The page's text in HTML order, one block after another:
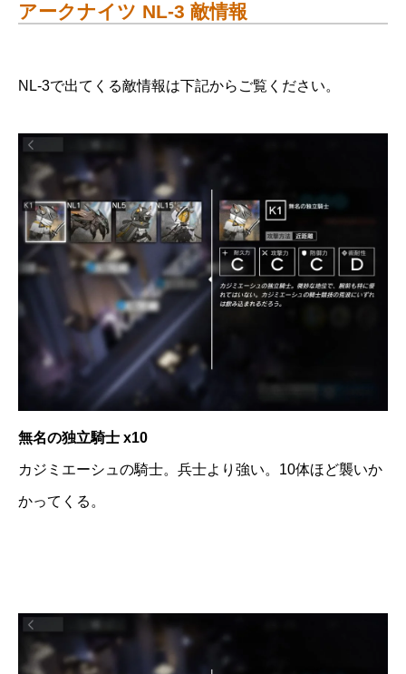
アークナイツ NL-3 敵情報
NL-3で出てくる敵情報は下記からご覧ください。
無名の独立騎士 x10
カジミエーシュの騎士。兵士より強い。10体ほど襲いか
かってくる。